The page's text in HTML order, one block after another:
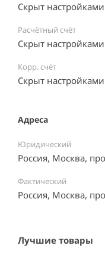
Скрыт
Расчётный счёт
Скрыт
Корр. счёт
Скрыт
Адреса
Юридический
Россия, Москва,
Фактический
Россия, Москва,
Лучшие товары